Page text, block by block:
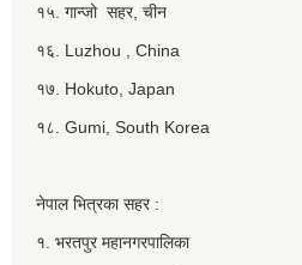
१५. गान्जो सहर, चीन
१६. Luzhou , China
१७. Hokuto, Japan
१८. Gumi, South Korea
नेपाल भित्रका सहर :
१. भरतपुर महानगरपालिका